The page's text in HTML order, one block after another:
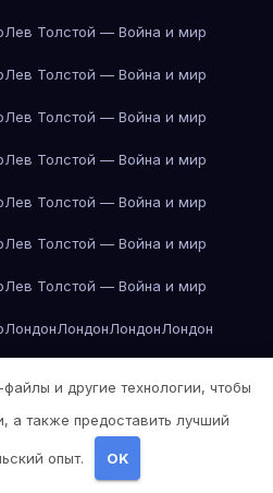
Лев Толстой — Война и мир
Лев Толстой — Война и мир
Лев Толстой — Война и мир
Лев Толстой — Война и мир
Лев Толстой — Война и мир
Лев Толстой — Война и мир
Лев Толстой — Война и мир
ЛондонЛондонЛондонЛондон
Лос-Анджелес
Лос-АнджелесЛос-Анджелес
и другие технологии, чтобы
а также предоставить лучший
опыт. OK